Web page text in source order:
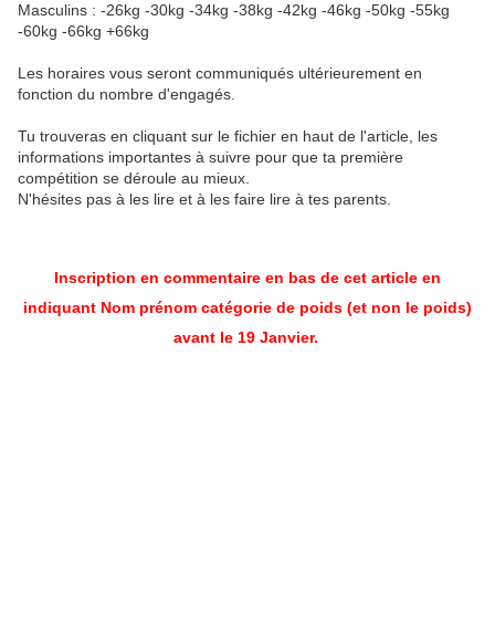
Masculins : -26kg -30kg -34kg -38kg -42kg -46kg -50kg -55kg
-60kg -66kg +66kg
Les horaires vous seront communiqués ultérieurement en
fonction du nombre d'engagés.
Tu trouveras en cliquant sur le fichier en haut de l'article, les
informations importantes à suivre pour que ta première
compétition se déroule au mieux.
N'hésites pas à les lire et à les faire lire à tes parents.
Inscription en commentaire en bas de cet article en
indiquant Nom prénom catégorie de poids (et non le poids)
avant le 19 Janvier.